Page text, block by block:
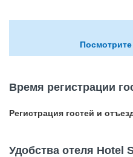
Время регистрации
Регистрация гостей и
Удобства отеля Hotel